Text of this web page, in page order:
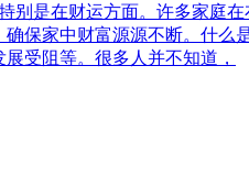
是在财运方面。许多家庭
保家中财富源源不断。什
受阻等。很多人并不知道，